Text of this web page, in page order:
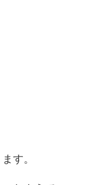
す。